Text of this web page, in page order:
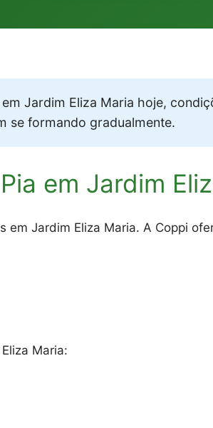
em Jardim Eliza Maria hoje,
se formando gradualmente.
em Jardim
em Jardim Eliza Maria. A Coppi
Maria: